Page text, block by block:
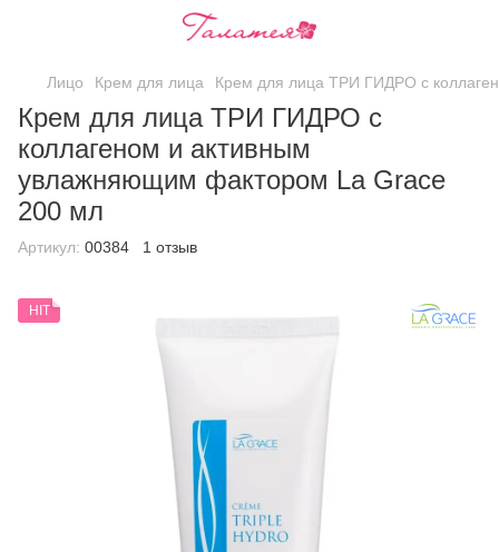
Лицо Крем для лица Крем для лица ТРИ ГИДРО с
Крем для лица ТРИ ГИДРО с
коллагеном и активным
увлажняющим фактором La Grace
200 мл
Артикул: 00384 1 отзыв
HIT